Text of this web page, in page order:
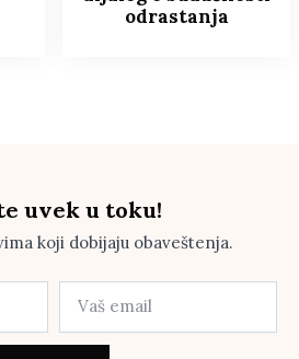
odrastanja
uvek u toku!
koji dobijaju obaveštenja.